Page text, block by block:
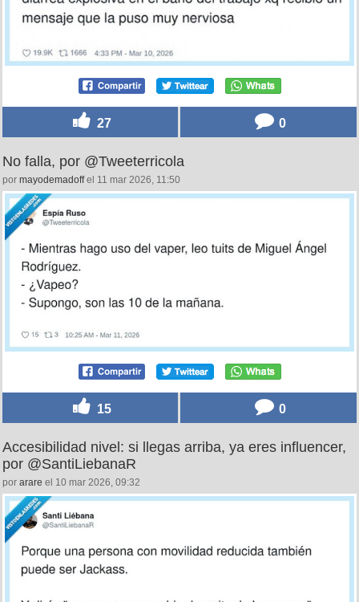
27 0
No falla, por @Tweeterricola
por mayodemadoffel 11 mar 2026, 11:50
15 0
Accesibilidad nivel: si llegas arriba, ya eres influencer,
por @SantiLiebanaR
por arare el 10 mar 2026, 09:32